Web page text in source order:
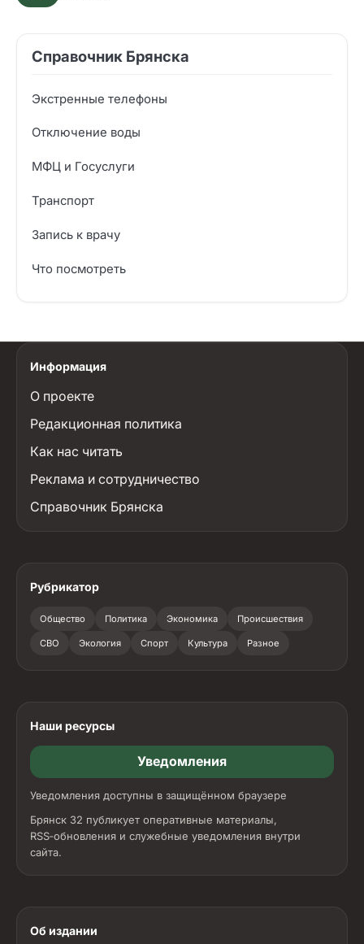
Справочник Брянска
Экстренные телефоны
Отключение воды
МФЦ и Госуслуги
Транспорт
Запись к врачу
Что посмотреть
Информация
О проекте
Редакционная политика
Как нас читать
Реклама и сотрудничество
Справочник Брянска
Рубрикатор
Общество Политика Экономика Происшествия
СВО Экология Спорт Культура Разное
Наши ресурсы
Уведомления
Уведомления доступны в защищённом браузере
Брянск 32 публикует оперативные материалы,
RSS‑обновления и служебные уведомления внутри
сайта.
Об издании